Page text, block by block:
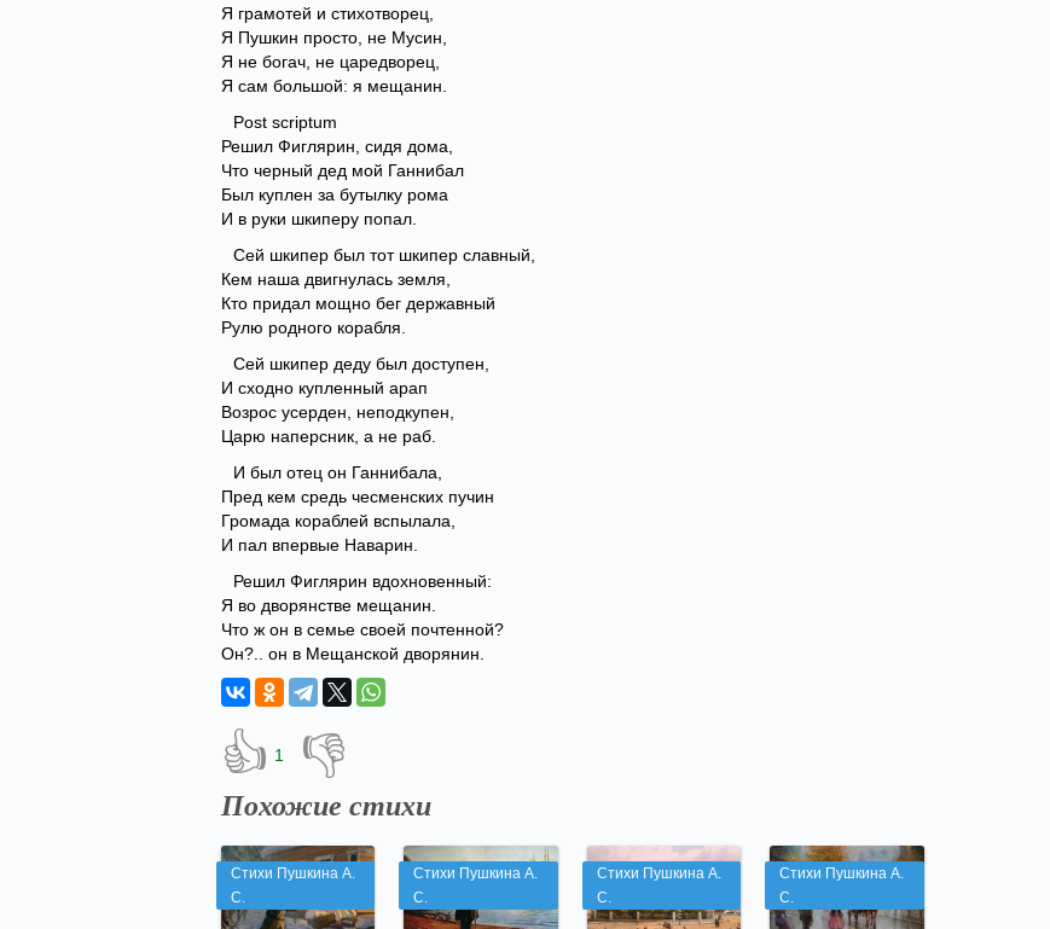
Я грамотей и стихотворец,
Я Пушкин просто, не Мусин,
Я не богач, не царедворец,
Я сам большой: я мещанин.
Post scriptum
Решил Фиглярин, сидя дома,
Что черный дед мой Ганнибал
Был куплен за бутылку рома
И в руки шкиперу попал.
Сей шкипер был тот шкипер славный,
Кем наша двигнулась земля,
Кто придал мощно бег державный
Рулю родного корабля.
Сей шкипер деду был доступен,
И сходно купленный арап
Возрос усерден, неподкупен,
Царю наперсник, а не раб.
И был отец он Ганнибала,
Пред кем средь чесменских пучин
Громада кораблей вспылала,
И пал впервые Наварин.
Решил Фиглярин вдохновенный:
Я во дворянстве мещанин.
Что ж он в семье своей почтенной?
Он?.. он в Мещанской дворянин.
👍 1 👎
Похожие стихи
Стихи Пушкина А.
С.
Стихи Пушкина А.
С.
Стихи Пушкина А.
С.
Стихи Пушкина А.
С.